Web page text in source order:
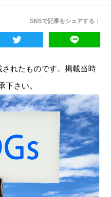
SNSで記事をシェアする：
れたものです。掲載当時
下さい。